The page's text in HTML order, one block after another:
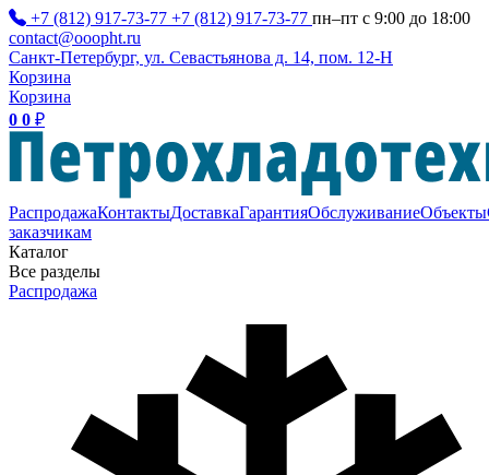
+7 (812) 917-73-77 +7 (812) 917-73-77 пн–пт с 9:00 до 18:00
contact@ooopht.ru
Санкт-Петербург, ул. Севастьянова д. 14, пом. 12-Н
Корзина
Корзина
0 0 ₽
РаспродажаКонтактыДоставкаГарантияОбслуживаниеОбъекты
заказчикам
Каталог
Все разделы
Распродажа